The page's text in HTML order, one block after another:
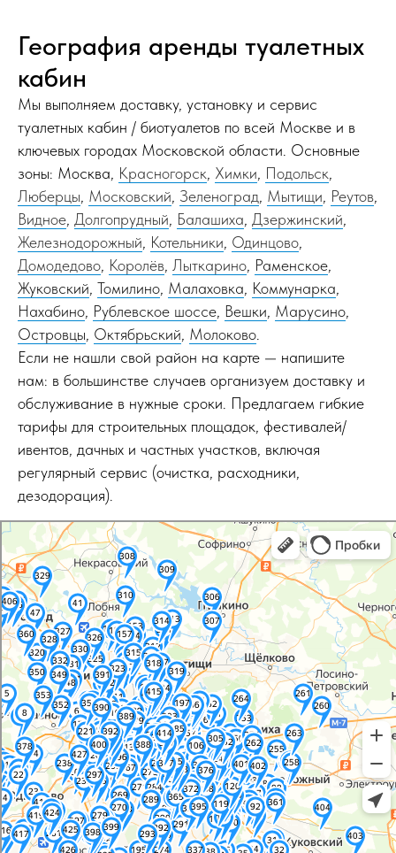
География аренды туалетных
кабин
Мы выполняем доставку, установку и сервис
туалетных кабин / биотуалетов по всей Москве и в
ключевых городах Московской области. Основные
зоны: Москва, Красногорск, Химки, Подольск,
Люберцы, Московский, Зеленоград, Мытищи, Реутов,
Видное, Долгопрудный, Балашиха, Дзержинский,
Железнодорожный, Котельники, Одинцово,
Домодедово, Королёв, Лыткарино, Раменское,
Жуковский, Томилино, Малаховка, Коммунарка,
Нахабино, Рублевское шоссе, Вешки, Марусино,
Островцы, Октябрьский, Молоково
Если не нашли свой район на карте — напишите
нам: в большинстве случаев организуем доставку и
обслуживание в нужные сроки. Предлагаем гибкие
тарифы для строительных площадок, фестивалей/
ивентов, дачных и частных участков, включая
регулярный сервис (очистка, расходники,
дезодорация).
Москва
Яндекс Карты — транспорт, навигация, поиск мест